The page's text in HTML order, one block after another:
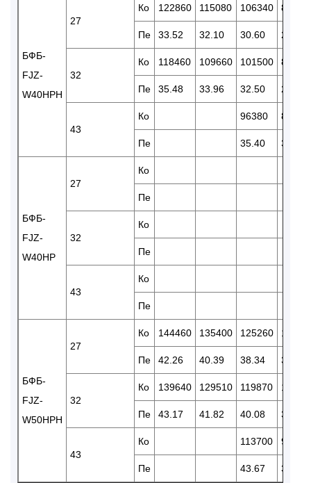
БФБ-
FJZ-
W40HPH
27
Ко 122860 115080 106340 89420
Пе 33.52 32.10 30.60 28.54
32
Ко 118460 109660 101500 86390
Пе 35.48 33.96 32.50 29.38
43
Ко 96380 80850
Пе 35.40 32.11
БФБ-
FJZ-
W40HP
27
Ко
Пе
32
Ко
Пе
43
Ко
Пе
БФБ-
FJZ-
W50HPH
27
Ко 144460 135400 125260
Пе 42.26 40.39 38.34 34.72
32
Ко 139640 129510 119870
Пе 43.17 41.82 40.08 36.38
43
Ко 113700 95580
Пе 43.67 39.77